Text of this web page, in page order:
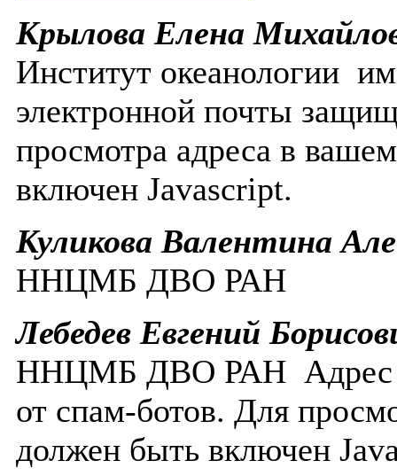
Крылова Елена
Институт
электронной почты
просмотра адреса в
включен Javascript.
Куликова Валентина
ННЦМБ ДВО РАН
Лебедев Евгений
ННЦМБ ДВО РАН
от спам-ботов. Для
должен быть включен